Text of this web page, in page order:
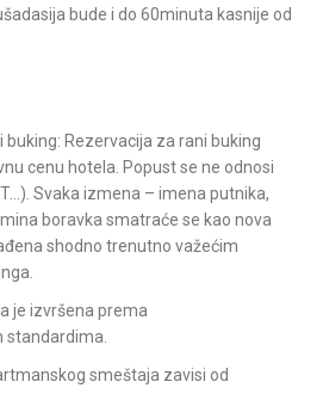
bude i do 60minuta kasnije od
buking: Rezervacija za rani buking
cenu hotela. Popust se ne odnosi
Svaka izmena – imena putnika,
boravka smatraće se kao nova
shodno trenutno važećim
je izvršena prema
standardima.
smeštaja zavisi od